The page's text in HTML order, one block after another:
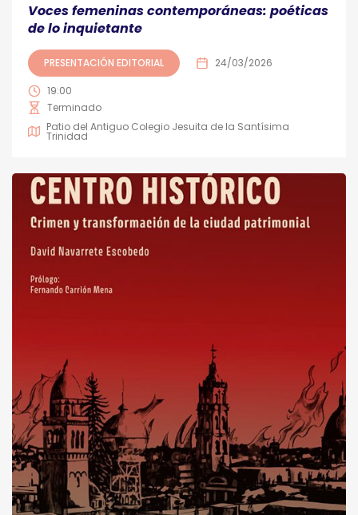
Voces femeninas contemporáneas: poéticas
de lo inquietante
PRESENTACIÓN EDITORIAL 24/03/2026
19:00
Terminado
Patio del Antiguo Colegio Jesuita de la Santísima
Trinidad